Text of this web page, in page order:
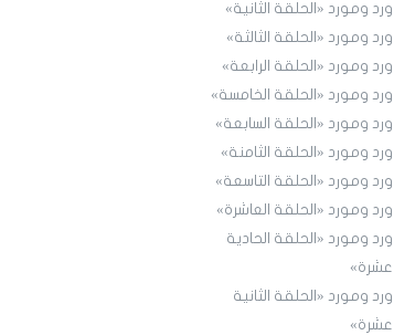
ورد ومورد «الحلقة الثانية»
ورد ومورد «الحلقة الثالثة»
ورد ومورد «الحلقة الرابعة»
ورد ومورد «الحلقة الخامسة»
ورد ومورد «الحلقة السابعة»
ورد ومورد «الحلقة الثامنة»
ورد ومورد «الحلقة التاسعة»
ورد ومورد «الحلقة العاشرة»
ورد ومورد «الحلقة الحادية
عشرة»
ورد ومورد «الحلقة الثانية
عشرة»